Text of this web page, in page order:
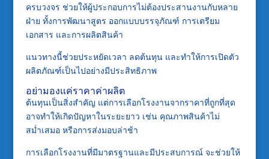
ครบวงจร ช่วยให้ผู้ประกอบการไม่ต้องประสานงานกับหลาย
ฝ่าย ทั้งการพัฒนาสูตร ออกแบบบรรจุภัณฑ์ การเตรียม
เอกสาร และการผลิตสินค้า
แนวทางนี้ช่วยประหยัดเวลา ลดต้นทุน และทำให้การเปิดตัว
ผลิตภัณฑ์เป็นไปอย่างมีประสิทธิภาพ
อย่ามองแค่ราคาค่าผลิต
ต้นทุนเป็นสิ่งสำคัญ แต่การเลือกโรงงานจากราคาที่ถูกที่สุด
อาจทำให้เกิดปัญหาในระยะยาว เช่น คุณภาพสินค้าไม่
สม่ำเสมอ หรือการส่งมอบล่าช้า
การเลือกโรงงานที่มีมาตรฐานและมีประสบการณ์ จะช่วยให้